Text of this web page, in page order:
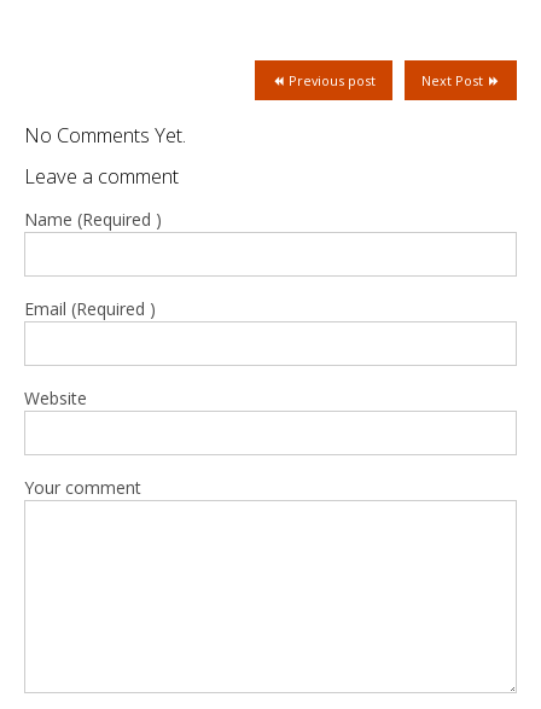
Next Post
Previous post
No Comments Yet.
Leave a comment
Name (Required )
Email (Required )
Website
Your comment